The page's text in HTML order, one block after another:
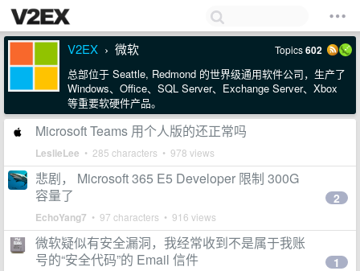
V2EX › 微软 Topics602
总部位于 Seattle, Redmond 的世界级通用软件公司，生产了
Windows、Office、SQL Server、Exchange Server、Xbox
等重要软硬件产品。
Microsoft Teams 用个人版的还正常吗
LeslieLee • 285 characters • 978 views
悲剧， Microsoft 365 E5 Developer 限制 300G
容量了
EchoYang7 • 97 characters • 916 views
2
微软疑似有安全漏洞，我经常收到不是属于我账
号的“安全代码”的 Email 信件
1